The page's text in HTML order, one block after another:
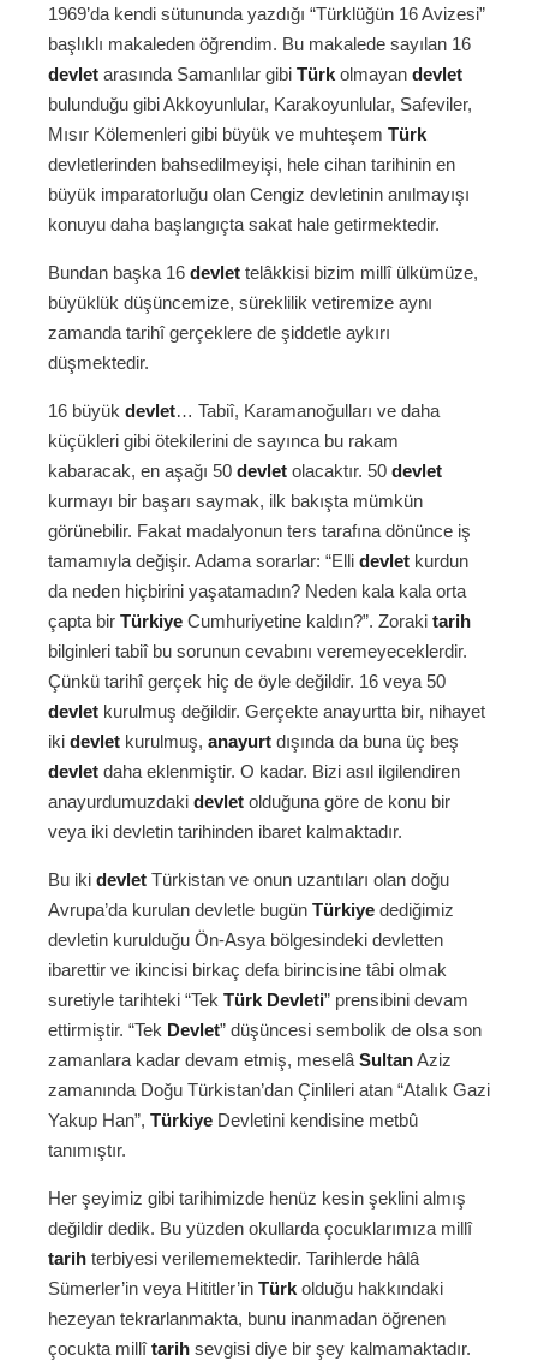
1969’da kendi sütununda yazdığı “Türklüğün 16 Avizesi”
başlıklı makaleden öğrendim. Bu makalede sayılan 16
devlet arasında Samanlılar gibi Türk olmayan devlet
bulunduğu gibi Akkoyunlular, Karakoyunlular, Safeviler,
Mısır Kölemenleri gibi büyük ve muhteşem Türk
devletlerinden bahsedilmeyişi, hele cihan tarihinin en
büyük imparatorluğu olan Cengiz devletinin anılmayışı
konuyu daha başlangıçta sakat hale getirmektedir.
Bundan başka 16 devlet telâkkisi bizim millî ülkümüze,
büyüklük düşüncemize, süreklilik vetiremize aynı
zamanda tarihî gerçeklere de şiddetle aykırı
düşmektedir.
16 büyük devlet… Tabiî, Karamanoğulları ve daha
küçükleri gibi ötekilerini de sayınca bu rakam
kabaracak, en aşağı 50 devlet olacaktır. 50 devlet
kurmayı bir başarı saymak, ilk bakışta mümkün
görünebilir. Fakat madalyonun ters tarafına dönünce iş
tamamıyla değişir. Adama sorarlar: “Elli devlet kurdun
da neden hiçbirini yaşatamadın? Neden kala kala orta
çapta bir Türkiye Cumhuriyetine kaldın?”. Zoraki tarih
bilginleri tabiî bu sorunun cevabını veremeyeceklerdir.
Çünkü tarihî gerçek hiç de öyle değildir. 16 veya 50
devlet kurulmuş değildir. Gerçekte anayurtta bir, nihayet
iki devlet kurulmuş, anayurt dışında da buna üç beş
devlet daha eklenmiştir. O kadar. Bizi asıl ilgilendiren
anayurdumuzdaki devlet olduğuna göre de konu bir
veya iki devletin tarihinden ibaret kalmaktadır.
Bu iki devlet Türkistan ve onun uzantıları olan doğu
Avrupa’da kurulan devletle bugün Türkiye dediğimiz
devletin kurulduğu Ön-Asya bölgesindeki devletten
ibarettir ve ikincisi birkaç defa birincisine tâbi olmak
suretiyle tarihteki “Tek Türk Devleti” prensibini devam
ettirmiştir. “Tek Devlet” düşüncesi sembolik de olsa son
zamanlara kadar devam etmiş, meselâ SultanAziz
zamanında Doğu Türkistan’dan Çinlileri atan “Atalık Gazi
Yakup Han”, Türkiye Devletini kendisine metbû
tanımıştır.
Her şeyimiz gibi tarihimizde henüz kesin şeklini almış
değildir dedik. Bu yüzden okullarda çocuklarımıza millî
tarih terbiyesi verilememektedir. Tarihlerde hâlâ
Sümerler’in veya Hititler’in Türk olduğu hakkındaki
hezeyan tekrarlanmakta, bunu inanmadan öğrenen
çocukta millîtarih sevgisi diye bir şey kalmamaktadır.